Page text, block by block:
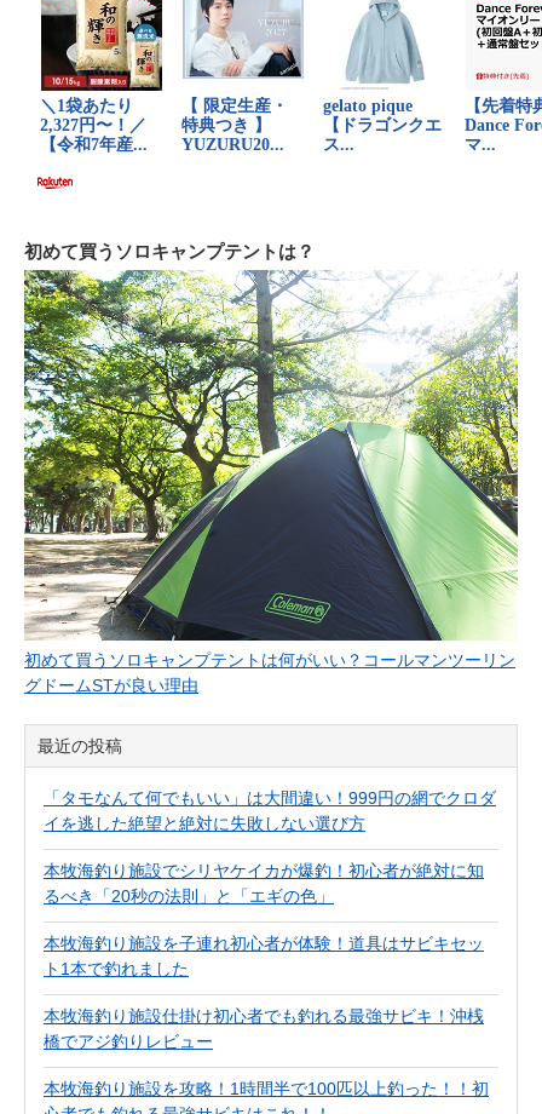
初めて買うソロキャンプテントは？
初めて買うソロキャンプテントは何がいい？コールマンツーリン
グドームSTが良い理由
最近の投稿
「タモなんて何でもいい」は大間違い！999円の網でクロダ
イを逃した絶望と絶対に失敗しない選び方
本牧海釣り施設でシリヤケイカが爆釣！初心者が絶対に知
るべき「20秒の法則」と「エギの色」
本牧海釣り施設を子連れ初心者が体験！道具はサビキセッ
ト1本で釣れました
本牧海釣り施設仕掛け初心者でも釣れる最強サビキ！沖桟
橋でアジ釣りレビュー
本牧海釣り施設を攻略！1時間半で100匹以上釣った！！初